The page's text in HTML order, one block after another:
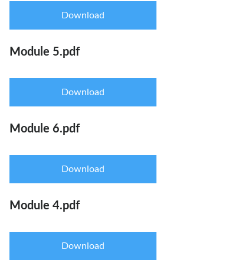
Download
Module 5.pdf
Download
Module 6.pdf
Download
Module 4.pdf
Download